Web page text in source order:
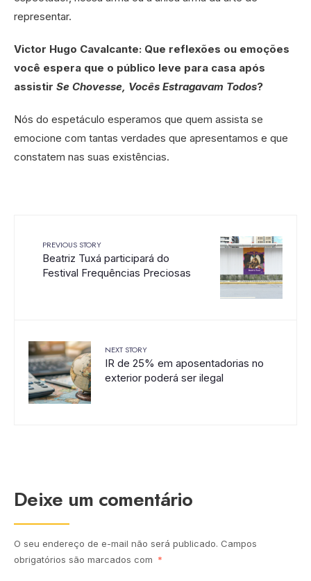
representar.
Victor Hugo Cavalcante: Que reflexões ou emoções
você espera que o público leve para casa após
assistir Se Chovesse, Vocês Estragavam Todos?
Nós do espetáculo esperamos que quem assista se
emocione com tantas verdades que apresentamos e que
constatem nas suas existências.
PREVIOUS STORY
Beatriz Tuxá participará do
Festival Frequências Preciosas
NEXT STORY
IR de 25% em aposentadorias no
exterior poderá ser ilegal
Deixe um comentário
O seu endereço de e-mail não será publicado. Campos
obrigatórios são marcados com *